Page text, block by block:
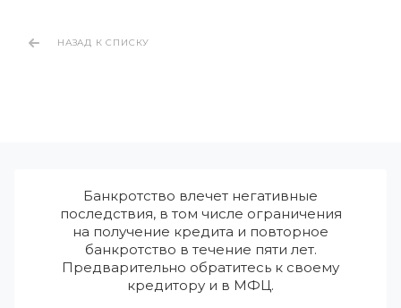
НАЗАД К СПИСКУ
Банкротство влечет негативные
последствия, в том числе ограничения
на получение кредита и повторное
банкротство в течение пяти лет.
Предварительно обратитесь к своему
кредитору и в МФЦ.